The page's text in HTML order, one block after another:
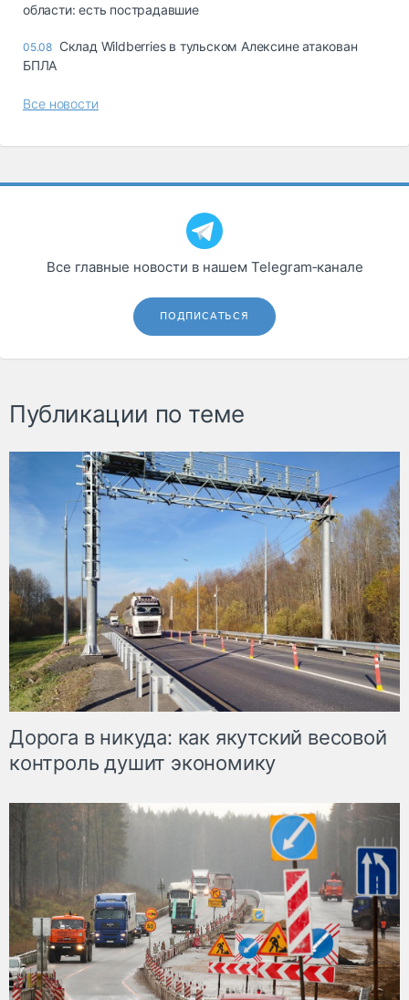
области: есть пострадавшие
05.08 Склад Wildberries в тульском Алексине атакован
БПЛА
Все новости
Все главные новости в нашем Telegram‑канале
ПОДПИСАТЬСЯ
Публикации по теме
Дорога в никуда: как якутский весовой
контроль душит экономику